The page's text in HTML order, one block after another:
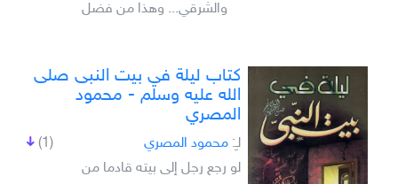
والشرقي... وهذا من فضل
كتاب ليلة في بيت النبى صلى
الله عليه وسلم - محمود
المصري
(1) لـِ:محمود المصري
لو رجع رجل إلى بيته قادما من